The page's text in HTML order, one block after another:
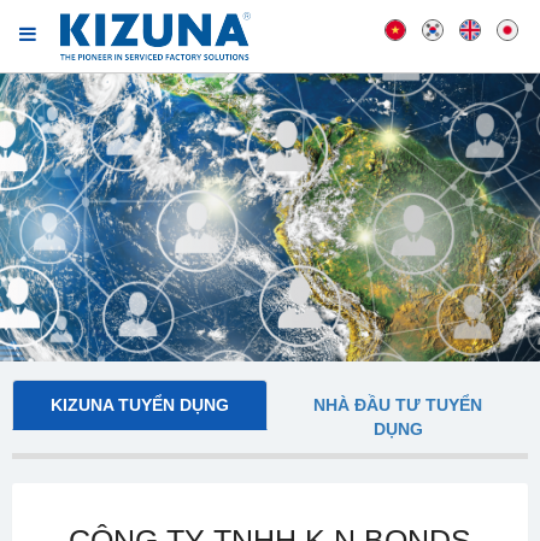
KIZUNA TUYỂN DỤNG
NHÀ ĐẦU TƯ TUYỂN
DỤNG